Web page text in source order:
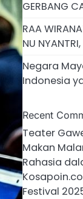
GERBANG
RAA
NU
Negara
Indonesia
Recent
Teater
Makan
Rahasia
Festival